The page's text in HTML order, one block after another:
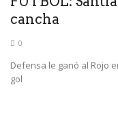
cancha
0
Defensa le ganó al Rojo
gol